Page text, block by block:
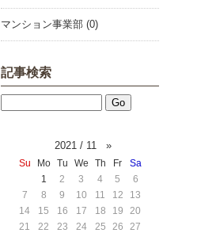
マンション事業部 (0)
記事検索
2021 / 11 »
Su Mo Tu We Th Fr
Sa
1
2 3 4 5
6
7
8 9 10 11 12
13
14
15 16 17 18 19
20
21
22 23 24 25 26
27